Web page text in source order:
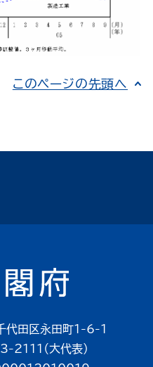
このページの先頭へ
田区永田町1-6-1
（大代表）